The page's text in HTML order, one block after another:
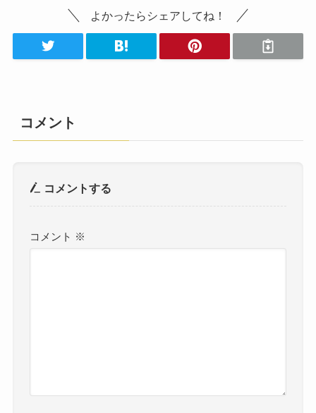
よかったらシェアしてね！
コメント
コメントする
コメント ※